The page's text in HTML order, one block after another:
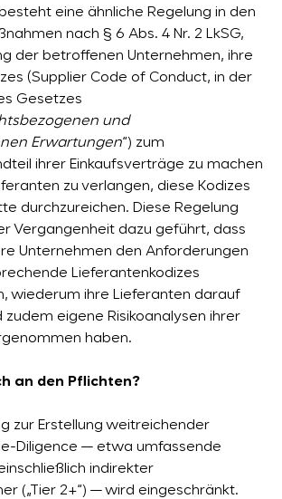
eine ähnliche Regelung in den
nach § 6 Abs. 4 Nr. 2 LkSG,
der betroffenen Unternehmen, ihre
(Supplier Code of Conduct, in der
Gesetzes
und
Erwartungen“) zum
ihrer Einkaufsverträge zu machen
zu verlangen, diese Kodizes
durchzureichen. Diese Regelung
Vergangenheit dazu geführt, dass
Unternehmen den Anforderungen
Lieferantenkodizes
wiederum ihre Lieferanten darauf
eigene Risikoanalysen ihrer
haben.
an den Pflichten?
zur Erstellung weitreichender
Diligence — etwa umfassende
indirekter
(„Tier 2+“) — wird eingeschränkt.